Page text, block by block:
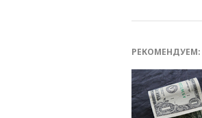
РЕКОМЕНДУЕМ: